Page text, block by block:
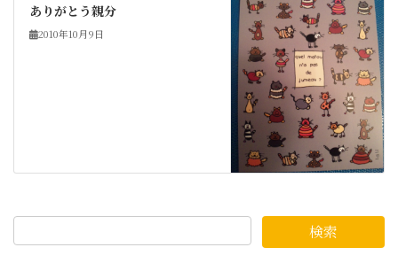
ありがとう親分
2010年10月9日